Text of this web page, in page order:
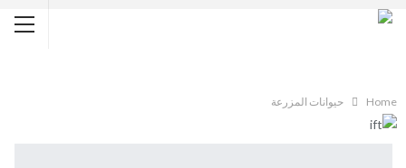
Home حيوانات المزرعة